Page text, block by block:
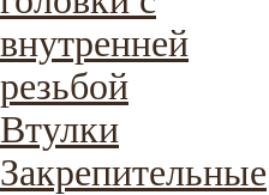
внутренней
резьбой
Втулки
Закрепительные